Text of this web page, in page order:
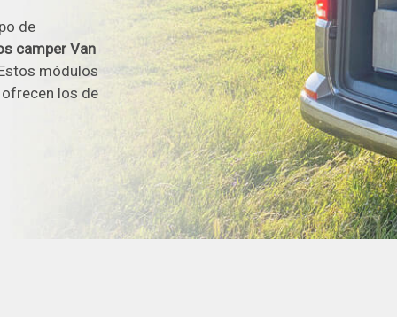
de
camper Van
módulos
los de